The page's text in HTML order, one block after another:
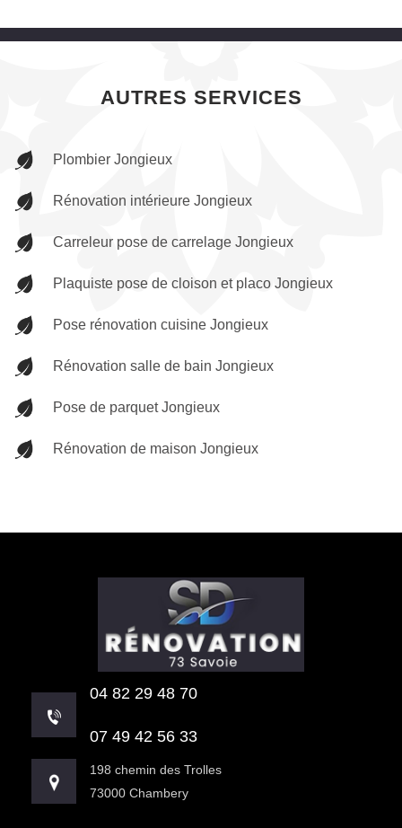
AUTRES SERVICES
Plombier Jongieux
Rénovation intérieure Jongieux
Carreleur pose de carrelage Jongieux
Plaquiste pose de cloison et placo Jongieux
Pose rénovation cuisine Jongieux
Rénovation salle de bain Jongieux
Pose de parquet Jongieux
Rénovation de maison Jongieux
04 82 29 48 70
07 49 42 56 33
198 chemin des Trolles
73000 Chambery